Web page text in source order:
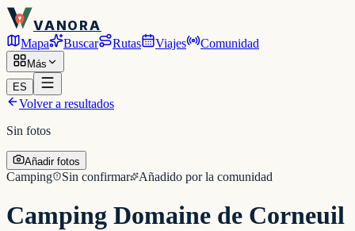
VANORA
Mapa Buscar Rutas Viajes Comunidad
Más
ES
Volver a resultados
Sin fotos
Añadir fotos
Camping Sin confirmar Añadido por la comunidad
Camping Domaine de Corneuil